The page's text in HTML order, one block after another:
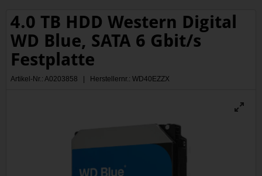
4.0 TB HDD Western Digital
WD Blue, SATA 6 Gbit/s
Festplatte
Artikel-Nr.: A0203858 | Herstellernr.: WD40EZZX